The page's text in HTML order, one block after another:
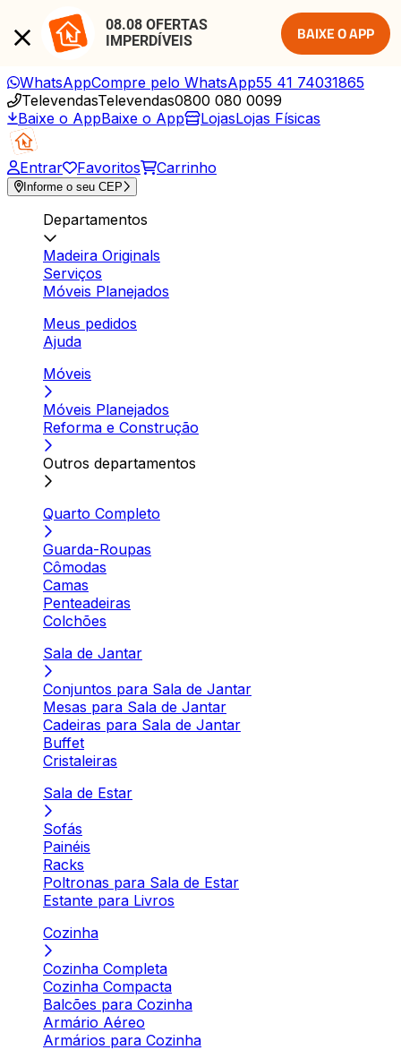
08.08 OFERTAS
IMPERDÍVEIS
BAIXE O APP
WhatsAppCompre pelo WhatsApp55 41 74031865
TelevendasTelevendas0800 080 0099
Baixe o AppBaixe o App LojasLojas Físicas
Entrar Favoritos Carrinho
Informe o seu CEP
Departamentos
Madeira Originals
Serviços
Móveis Planejados
Meus pedidos
Ajuda
Móveis
Móveis Planejados
Reforma e Construção
Outros departamentos
Quarto Completo
Guarda-Roupas
Cômodas
Camas
Penteadeiras
Colchões
Sala de Jantar
Conjuntos para Sala de Jantar
Mesas para Sala de Jantar
Cadeiras para Sala de Jantar
Buffet
Cristaleiras
Sala de Estar
Sofás
Painéis
Racks
Poltronas para Sala de Estar
Estante para Livros
Cozinha
Cozinha Completa
Cozinha Compacta
Balcões para Cozinha
Armário Aéreo
Armários para Cozinha